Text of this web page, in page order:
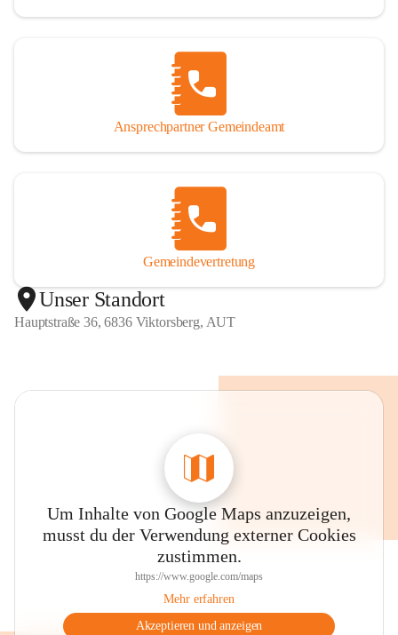
Ansprechpartner Gemeindeamt
Gemeindevertretung
Unser Standort
Hauptstraße 36, 6836 Viktorsberg, AUT
Um Inhalte von Google Maps anzuzeigen,
musst du der Verwendung externer Cookies
zustimmen.
https://www.google.com/maps
Mehr erfahren
Akzeptieren und anzeigen